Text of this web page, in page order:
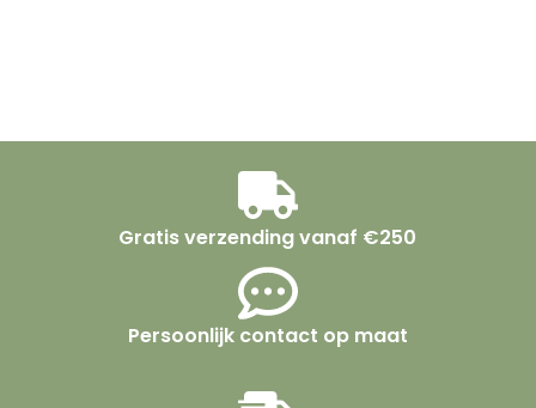
Gratis verzending vanaf €250
Persoonlijk contact op maat